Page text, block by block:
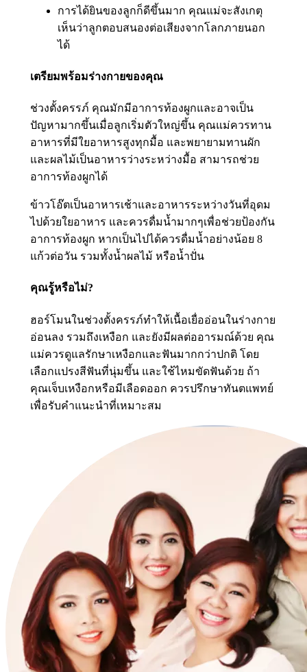
การได้ยินของลูกก็ดีขึ้นมาก คุณแม่จะสังเกตุ
เห็นว่าลูกตอบสนองต่อเสียงจากโลกภายนอก
ได้
เตรียมพร้อมร่างกายของคุณ
ช่วงตั้งครรภ์ คุณมักมีอาการท้องผูกและอาจเป็น
ปัญหามากขึ้นเมื่อลูกเริ่มตัวใหญ่ขึ้น คุณแม่ควรทาน
อาหารที่มีใยอาหารสูงทุกมื้อ และพยายามทานผัก
และผลไม้เป็นอาหารว่างระหว่างมื้อ สามารถช่วย
อาการท้องผูกได้
ข้าวโอ๊ตเป็นอาหารเช้าและอาหารระหว่างวันที่อุดม
ไปด้วยใยอาหาร และควรดื่มน้ำมากๆเพื่อช่วยป้องกัน
อาการท้องผูก หากเป็นไปได้ควรดื่มน้ำอย่างน้อย 8
แก้วต่อวัน รวมทั้งน้ำผลไม้ หรือน้ำปั่น
คุณรู้หรือไม่?
ฮอร์โมนในช่วงตั้งครรภ์ทำให้เนื้อเยื่ออ่อนในร่างกาย
อ่อนลง รวมถึงเหงือก และยังมีผลต่ออารมณ์ด้วย คุณ
แม่ควรดูแลรักษาเหงือกและฟันมากกว่าปกติ โดย
เลือกแปรงสีฟันที่นุ่มขึ้น และใช้ไหมขัดฟันด้วย ถ้า
คุณเจ็บเหงือกหรือมีเลือดออก ควรปรึกษาทันตแพทย์
เพื่อรับคำแนะนำที่เหมาะสม